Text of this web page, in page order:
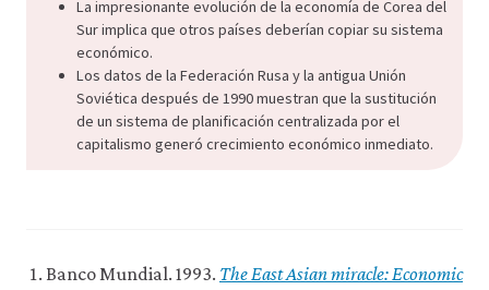
La impresionante evolución de la economía de Corea del
Sur implica que otros países deberían copiar su sistema
económico.
Los datos de la Federación Rusa y la antigua Unión
Soviética después de 1990 muestran que la sustitución
de un sistema de planificación centralizada por el
capitalismo generó crecimiento económico inmediato.
Banco Mundial. 1993. The East Asian miracle: Economic